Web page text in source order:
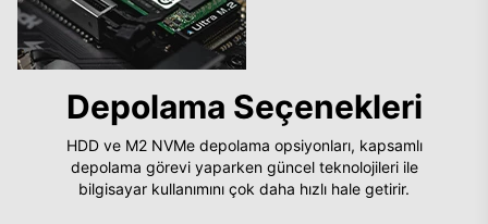
Depolama Seçenekleri
HDD ve M2 NVMe depolama opsiyonları, kapsamlı
depolama görevi yaparken güncel teknolojileri ile
bilgisayar kullanımını çok daha hızlı hale getirir.